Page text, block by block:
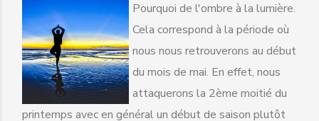
Pourquoi de l'ombre à la lumière.
Cela correspond à la période où
nous nous retrouverons au début
du mois de mai. En effet, nous
attaquerons la 2ème moitié du
printemps avec en général un début de saison plutôt